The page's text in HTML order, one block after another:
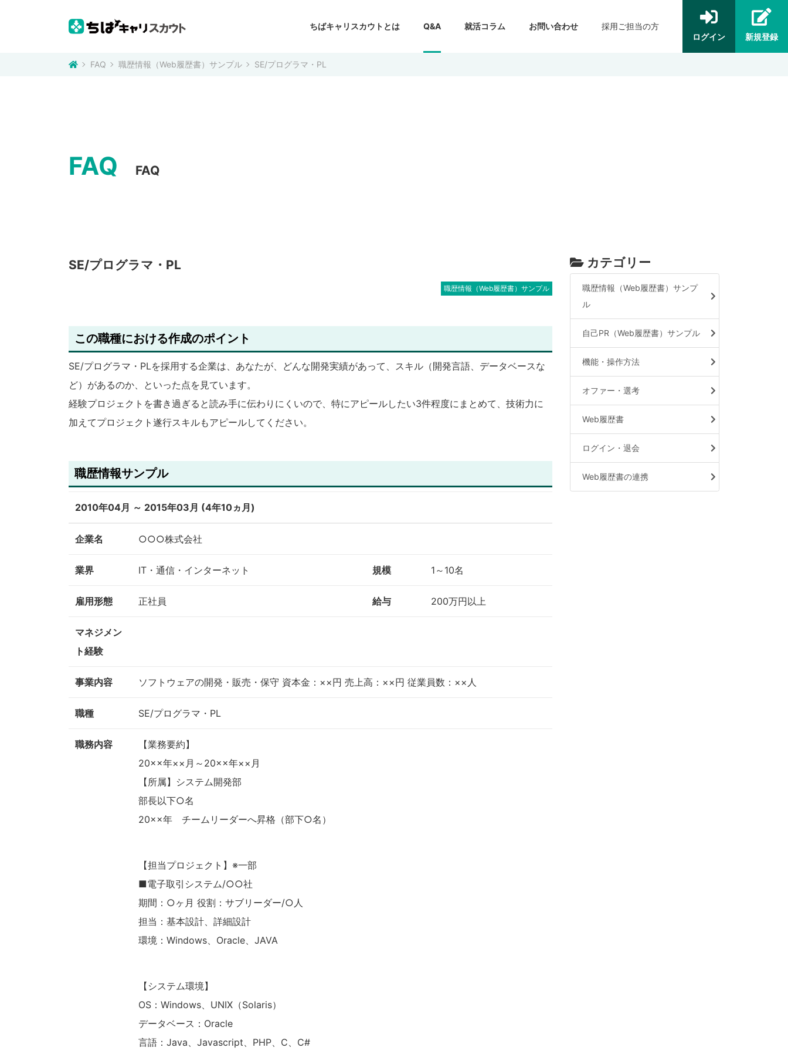
ちばキャリスカウトとは Q&A 就活コラム お問い合わせ
採用ご担当の方
ログイン
新規登録
FAQ 職歴情報（Web履歴書）サンプル SE/プログラマ・PL
FAQ FAQ
SE/プログラマ・PL
職歴情報（Web履歴書）サンプル
この職種における作成のポイント
SE/プログラマ・PLを採用する企業は、あなたが、どんな開発実績があって、スキル（開発言語、データベースな
ど）があるのか、といった点を見ています。
経験プロジェクトを書き過ぎると読み手に伝わりにくいので、特にアピールしたい3件程度にまとめて、技術力に
加えてプロジェクト遂行スキルもアピールしてください。
職歴情報サンプル
2010年04月 ～ 2015年03月 (4年10ヵ月)
企業名 ○○○株式会社
業界 IT・通信・インターネット 規模 1～10名
雇用形態 正社員 給与 200万円以上
マネジメン
ト経験
事業内容 ソフトウェアの開発・販売・保守 資本金：××円 売上高：××円 従業員数：××人
職種 SE/プログラマ・PL
職務内容
【業務要約】
20××年××月～20××年××月
【所属】システム開発部
部長以下○名
20××年 チームリーダーへ昇格（部下○名）
【担当プロジェクト】※一部
■電子取引システム/○○社
期間：○ヶ月 役割：サブリーダー/○人
担当：基本設計、詳細設計
環境：Windows、Oracle、JAVA
【システム環境】
OS：Windows、UNIX（Solaris）
データベース：Oracle
言語：Java、Javascript、PHP、C、C#
カテゴリー
職歴情報（Web履歴書）サンプ
ル
自己PR（Web履歴書）サンプル
機能・操作方法
オファー・選考
Web履歴書
ログイン・退会
Web履歴書の連携